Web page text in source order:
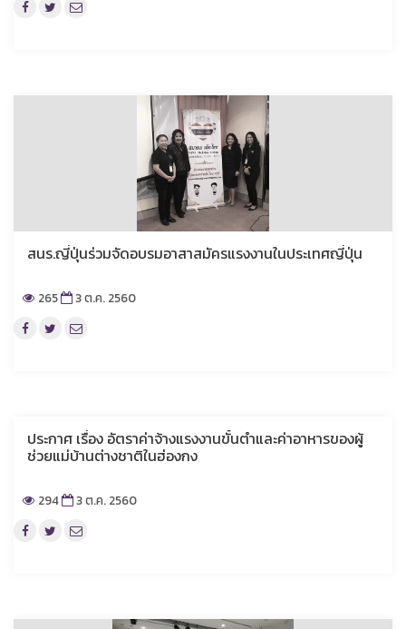
สนร.ญี่ปุ่นร่วมจัดอบรมอาสาสมัครแรงงานในประเทศญี่ปุ่น
265 3 ต.ค. 2560
ประกาศ เรื่อง อัตราค่าจ้างแรงงานขั้นต่ำและค่าอาหารของผู้
ช่วยแม่บ้านต่างชาติในฮ่องกง
294 3 ต.ค. 2560